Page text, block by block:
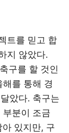
트를 믿고 합
지 않았다.
구를 할 것인
를 통해 경
았다. 축구는
분이 조금
있지만, 구